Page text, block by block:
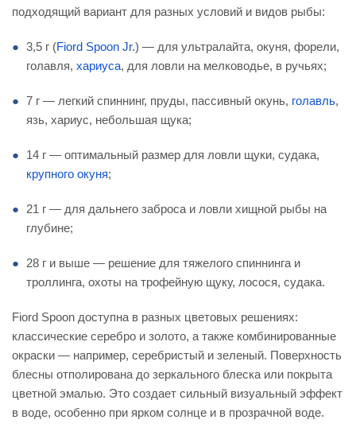
подходящий вариант для разных условий и видов рыбы:
3,5 г (Fiord Spoon Jr.) — для ультралайта, окуня, форели,
голавля, хариуса, для ловли на мелководье, в ручьях;
7 г — легкий спиннинг, пруды, пассивный окунь, голавль,
язь, хариус, небольшая щука;
14 г — оптимальный размер для ловли щуки, судака,
крупного окуня;
21 г — для дальнего заброса и ловли хищной рыбы на
глубине;
28 г и выше — решение для тяжелого спиннинга и
троллинга, охоты на трофейную щуку, лосося, судака.
Fiord Spoon доступна в разных цветовых решениях:
классические серебро и золото, а также комбинированные
окраски — например, серебристый и зеленый. Поверхность
блесны отполирована до зеркального блеска или покрыта
цветной эмалью. Это создает сильный визуальный эффект
в воде, особенно при ярком солнце и в прозрачной воде.